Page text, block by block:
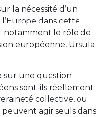
la nécessité d’un
dans cette
notamment le rôle de
européenne, Ursula
sur une question
sont-ils réellement
collective, ou
agir seuls dans